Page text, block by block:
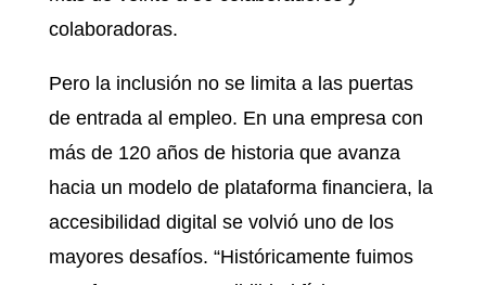
colaboradoras.
Pero la inclusión no se limita a las puertas
de entrada al empleo. En una empresa con
más de 120 años de historia que avanza
hacia un modelo de plataforma financiera, la
accesibilidad digital se volvió uno de los
mayores desafíos. “Históricamente fuimos